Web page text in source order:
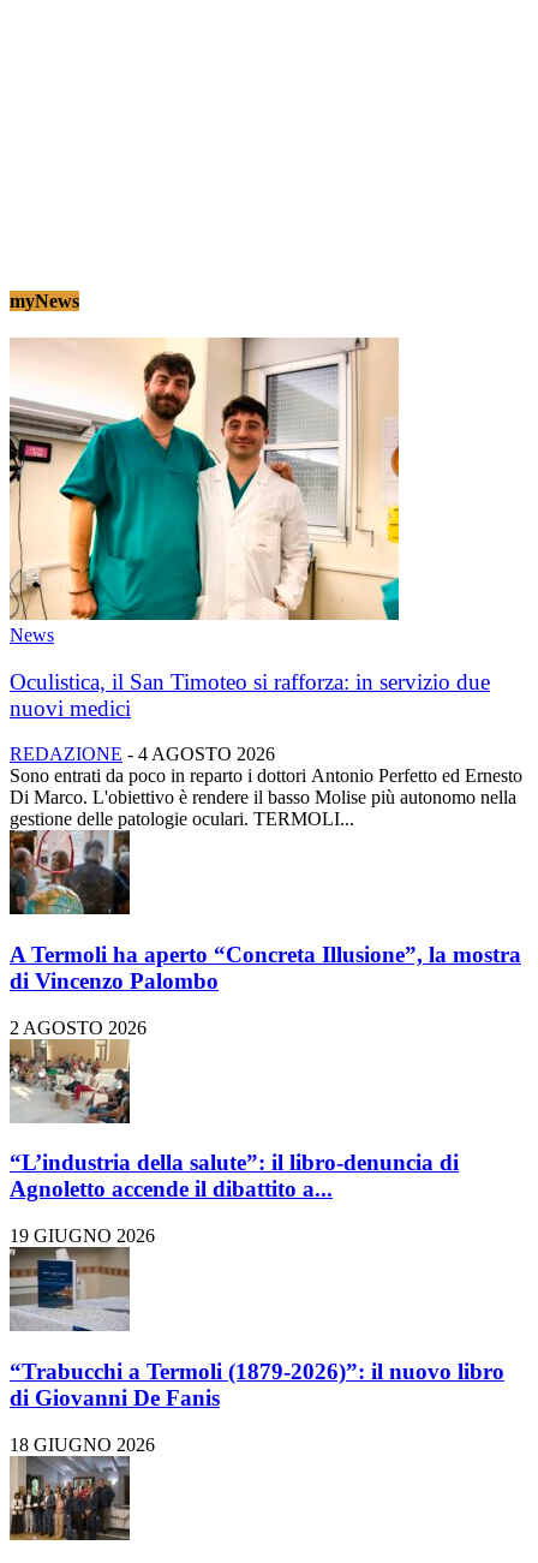
myNews
News
Oculistica, il San Timoteo si rafforza: in servizio due
nuovi medici
REDAZIONE - 4 AGOSTO 2026
Sono entrati da poco in reparto i dottori Antonio Perfetto ed Ernesto
Di Marco. L'obiettivo è rendere il basso Molise più autonomo nella
gestione delle patologie oculari. TERMOLI...
A Termoli ha aperto “Concreta Illusione”, la mostra
di Vincenzo Palombo
2 AGOSTO 2026
“L’industria della salute”: il libro-denuncia di
Agnoletto accende il dibattito a...
19 GIUGNO 2026
“Trabucchi a Termoli (1879-2026)”: il nuovo libro
di Giovanni De Fanis
18 GIUGNO 2026